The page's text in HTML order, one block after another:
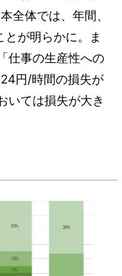
全体では、年間、
が明らかに。ま
仕事の生産性への
円/時間の損失が
いては損失が大き